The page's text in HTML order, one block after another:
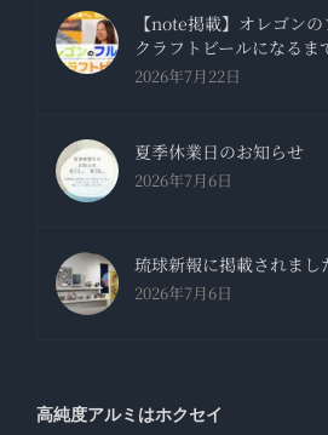
【note掲載】オレゴン
クラフトビールになるま
2026年7月22日
夏季休業日のお知らせ
2026年7月6日
琉球新報に掲載されまし
2026年7月6日
高純度アルミはホクセイ